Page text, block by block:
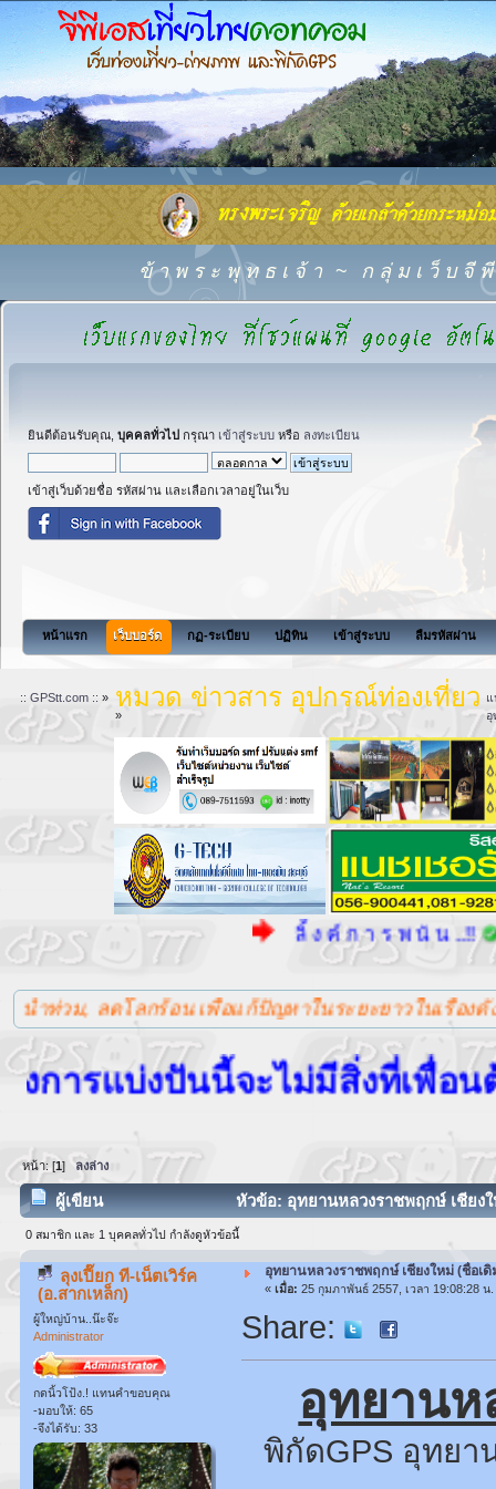
ข้ า พ ร ะ พุ ท ธ เ จ้ า ~ ก ลุ่ ม เ ว็ บ จี
ยินดีต้อนรับคุณ, บุคคลทั่วไป กรุณา เข้าสู่ระบบ หรือ ลงทะเบียน
เข้าสู่เว็บด้วยชื่อ รหัสผ่าน และเลือกเวลาอยู่ในเว็บ
หน้าแรก เว็บบอร์ด กฏ-ระเบียบ ปฏิทิน เข้าสู่ระบบ ลืมรหัสผ่าน
:: GPStt.com :: » หมวด ข่าวสาร อุปกรณ์ท่องเที่ยว
»
แ
อุ
ลิ้ ง ค์ ก า ร พ นั น ..!!
กร้อน เพื่อแก้ปัญหาในระยะยาวในเรื่องดังกล่าว ทางเ
ปันนี้จะไม่มีสิ่งที่เพื่อนต้องการ
หน้า: [1]ลงล่าง
ผู้เขียน หัวข้อ: อุทยานหลวงราชพฤกษ์ เชียง
0 สมาชิก และ 1 บุคคลทั่วไป กำลังดูหัวข้อนี้
ลุงเปี๊ยก ที-เน็ตเวิร์ค
(อ.สากเหล็ก)
ผู้ใหญ่บ้าน..น๊ะจ๊ะ
Administrator
กดนิ้วโป้ง.! แทนคำขอบคุณ
-มอบให้: 65
-จึงได้รับ: 33
อุทยานหลวงราชพฤกษ์ เชียงใหม่ (ชื่อ
« เมื่อ: 25 กุมภาพันธ์ 2557, เวลา 19:08:28 น.
Share:
อุทยานห
พิกัดGPS อุทยา